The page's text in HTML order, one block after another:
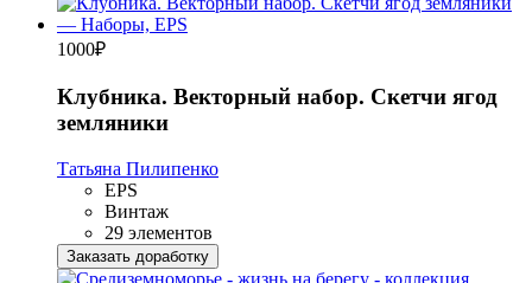
1000₽
Клубника. Векторный набор. Скетчи ягод
земляники
Татьяна Пилипенко
EPS
Винтаж
29 элементов
Заказать доработку